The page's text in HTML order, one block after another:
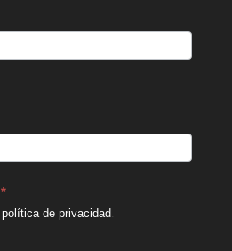
*
política de privacidad.